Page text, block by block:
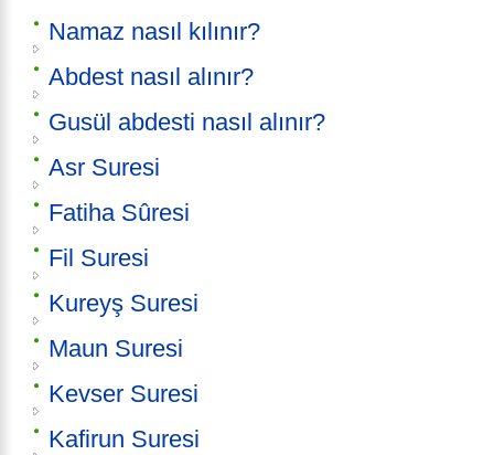
Namaz nasıl kılınır?
Abdest nasıl alınır?
Gusül abdesti nasıl alınır?
Asr Suresi
Fatiha Sûresi
Fil Suresi
Kureyş Suresi
Maun Suresi
Kevser Suresi
Kafirun Suresi